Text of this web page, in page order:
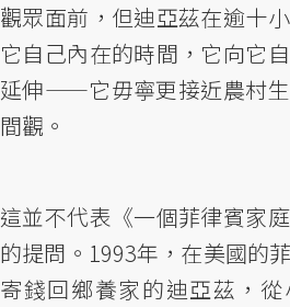
觀眾面前，但迪亞茲在逾十
它自己內在的時間，它向它
延伸——它毋寧更接近農村
間觀。
這並不代表《一個菲律賓家
的提問。1993年，在美國的
寄錢回鄉養家的迪亞茲，